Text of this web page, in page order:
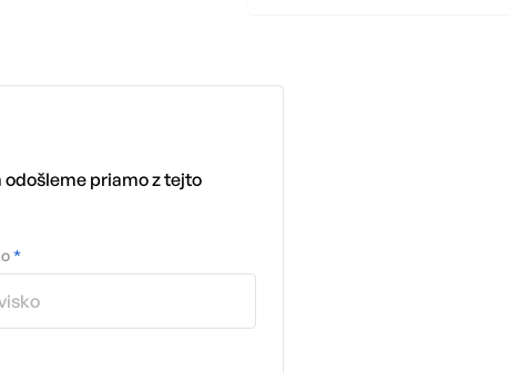
odošleme priamo z tejto
*